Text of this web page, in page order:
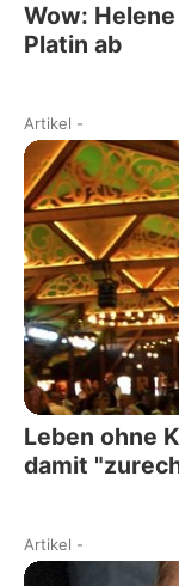
Wow:
Platin ab
Artikel -
Leben ohne
damit
Artikel -